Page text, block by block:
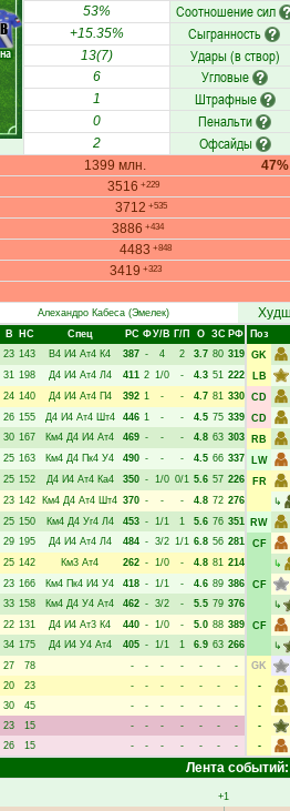
53% Соотношение сил
+15.35% Сыгранность
13(7) Удары (в створ)
6 Угловые
1 Штрафные
0 Пенальти
2 Офсайды
1399 млн.
47%
3516 +229
3712 +535
3886 +434
4483 +848
3419 +323
Алехандро Кабеса(Эмелек)
В НC Спец РC ФУ/В Г/П О ЗС РФ
23 143 В4 И4 Ат4 К4 387 - 4 2 3.7 80 319
31 198 Д4 И4 Ат4 Л4 411 2 1/0 - 4.3 51 222
24 140 Д4 И4 Ат4 П4 392 1 - - 4.7 81 330
26 155 Д4 И4 Ат4 Шт4 446 1 - - 4.5 75 339
30 167 Км4 Д4 И4 Ат4 469 - - - 4.8 63 303
25 163 Км4 Д4 Пк4 У4 490 - - - 4.5 66 337
25 152 Д4 И4 Ат4 Ка4 350 - 1/0 0/1 5.6 57 226
23 142 Км4 Д4 Ат4 Шт4 370 - - - 4.8 72 276
25 150 Км4 Д4 Уг4 Л4 453 - 1/1 1 5.6 76 351
29 195 Д4 И4 Ат4 Л4 484 - 3/2 1/1 6.8 56 281
25 142 Км3 Ат4 262 - 1/0 - 4.8 81 214
23 166 Км4 Пк4 И4 У4 418 - 1/1 - 4.6 89 386
33 158 Км4 Д4 У4 Ат4 462 - 3/2 - 5.5 79 376
22 131 Д4 И4 Ат3 К4 440 - 1/0 - 5.0 88 389
34 175 Д4 И4 У4 Ат4 405 - 1/1 1 6.9 63 266
27 78 - - - - - -
-
20 23 - - - - - -
-
30 45 - - - - - -
-
23 15 - - - - - -
-
26 15 - - - - - - -
Поз
GK
LB
CD
CD
RB
LW
FR
↳
RW
CF
↳
CF
↳
CF
↳
GK
-
-
-
-
Лента событий:
+1